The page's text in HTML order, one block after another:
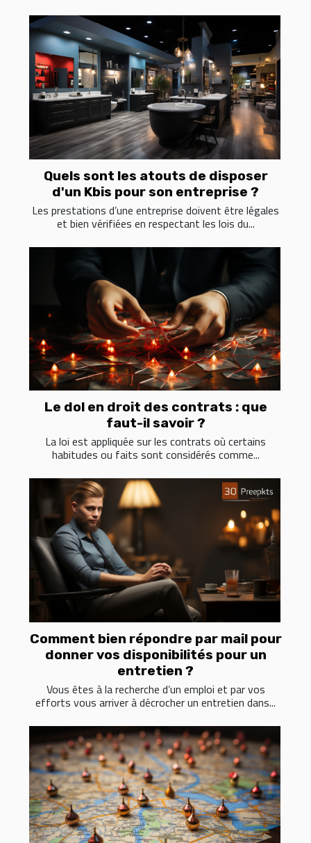
Quels sont les atouts de disposer
d'un Kbis pour son entreprise ?
Les prestations d’une entreprise doivent être légales
et bien vérifiées en respectant les lois du...
Le dol en droit des contrats : que
faut-il savoir ?
La loi est appliquée sur les contrats où certains
habitudes ou faits sont considérés comme...
Comment bien répondre par mail pour
donner vos disponibilités pour un
entretien ?
Vous êtes à la recherche d’un emploi et par vos
efforts vous arriver à décrocher un entretien dans...